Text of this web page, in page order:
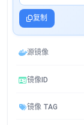
复制
源镜像
镜像ID
镜像 TAG